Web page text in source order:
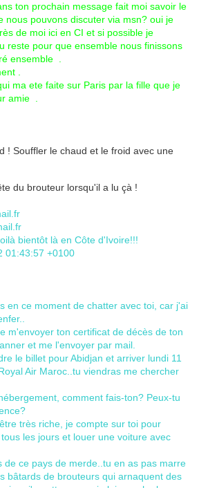
ton prochain message fait moi savoir le
nous pouvons discuter via msn? oui je
de moi ici en CI et si possible je
reste pour que ensemble nous finissons
ensemble .
.
ma ete faite sur Paris par la fille que je
amie .
! Souffler le chaud et le froid avec une
du brouteur lorsqu'il a lu çà !
bientôt là en Côte d'Ivoire!!!
01:43:57 +0100
en ce moment de chatter avec toi, car j'ai
m'envoyer ton certificat de décès de ton
et me l'envoyer par mail.
le billet pour Abidjan et arriver lundi 11
Air Maroc..tu viendras me chercher
comment fais-ton? Peux-tu
très riche, je compte sur toi pour
les jours et louer une voiture avec
de ce pays de merde..tu en as pas marre
bâtards de brouteurs qui arnaquent des